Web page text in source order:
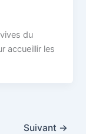
du
accueillir les
Suivant →